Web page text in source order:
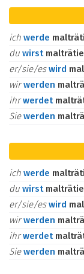
ich werde
du wirst
er/sie/eswird
wirwerden
ihrwerdet
Siewerden
ich werde
du wirst
er/sie/eswird
wirwerden
ihrwerdet
Siewerden